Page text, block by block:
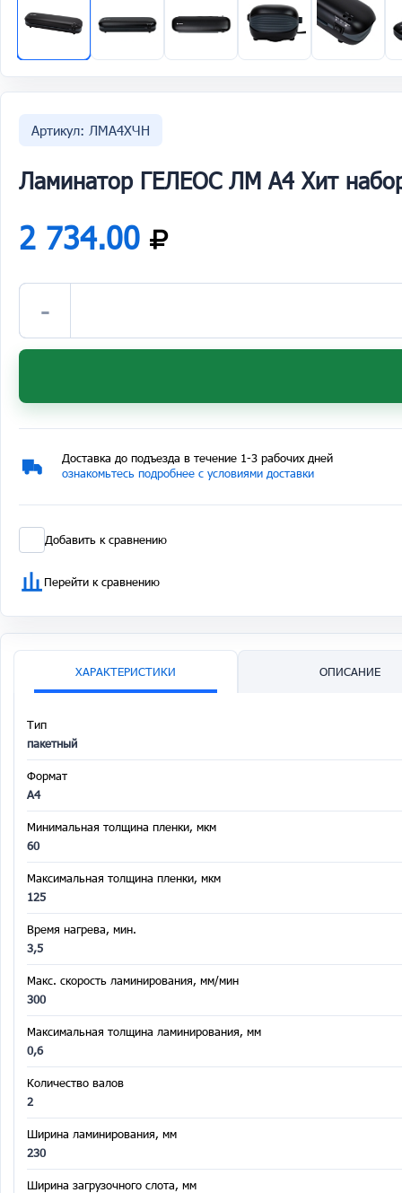
Артикул: ЛМА4ХЧН
Ламинатор ГЕЛЕОС ЛМ A4 Хит
2 734.00
-
Доставка до подъезда в течение 1-3 рабочих дней
ознакомьтесь подробнее с условиями доставки
Добавить к сравнению
Перейти к сравнению
ХАРАКТЕРИСТИКИ ОПИСАНИЕ
Тип
пакетный
Формат
A4
Минимальная толщина пленки, мкм
60
Максимальная толщина пленки, мкм
125
Время нагрева, мин.
3,5
Макс. скорость ламинирования, мм/мин
300
Максимальная толщина ламинирования, мм
0,6
Количество валов
2
Ширина ламинирования, мм
230
Ширина загрузочного слота, мм